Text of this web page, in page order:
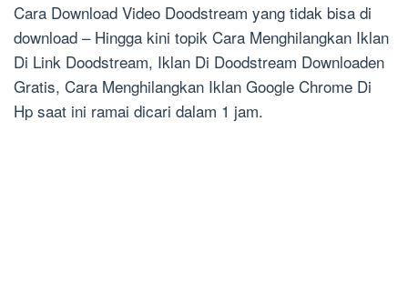
Cara Download Video Doodstream yang tidak bisa di
download – Hingga kini topik Cara Menghilangkan Iklan
Di Link Doodstream, Iklan Di Doodstream Downloaden
Gratis, Cara Menghilangkan Iklan Google Chrome Di
Hp saat ini ramai dicari dalam 1 jam.